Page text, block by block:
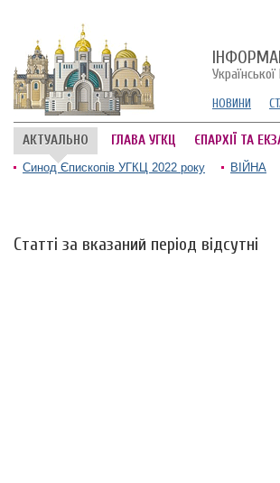
НОВИНИ
АКТУАЛЬНО ГЛАВА УГКЦ ЄПАРХІЇ ТА
Синод Єпископів УГКЦ 2022 року ВІЙНА
Статті за вказаний період відсутні